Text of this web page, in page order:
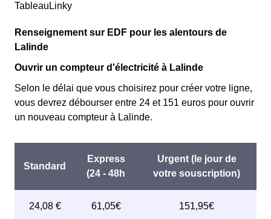
TableauLinky
Renseignement sur EDF pour les alentours de
Lalinde
Ouvrir un compteur d'électricité à Lalinde
Selon le délai que vous choisirez pour créer votre ligne,
vous devrez débourser entre 24 et 151 euros pour ouvrir
un nouveau compteur à Lalinde.